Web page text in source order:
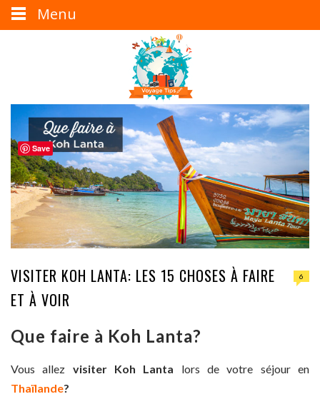
VISITER KOH LANTA: LES 15 CHOSES À FAIRE
ET À VOIR
6
Que faire à Koh Lanta?
Vous allez visiter Koh Lanta lors de votre séjour en
Thaïlande?
Menu
Save